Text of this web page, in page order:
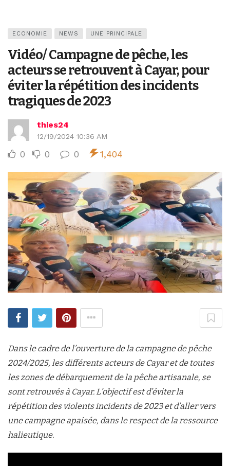
ECONOMIE NEWS UNE PRINCIPALE
Vidéo/ Campagne de pêche, les
acteurs se retrouvent à Cayar, pour
éviter la répétition des incidents
tragiques de 2023
thies24
12/19/2024 10:36 AM
0 0 0 1,404
Dans le cadre de l’ouverture de la campagne de pêche
2024/2025, les différents acteurs de Cayar et de toutes
les zones de débarquement de la pêche artisanale, se
sont retrouvés à Cayar. L’objectif est d’éviter la
répétition des violents incidents de 2023 et d’aller vers
une campagne apaisée, dans le respect de la ressource
halieutique.